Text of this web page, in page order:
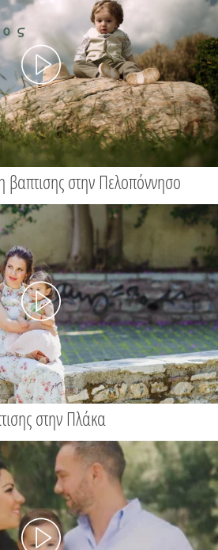
βαπτισης στην Πελοπόννησο
στην Πλάκα